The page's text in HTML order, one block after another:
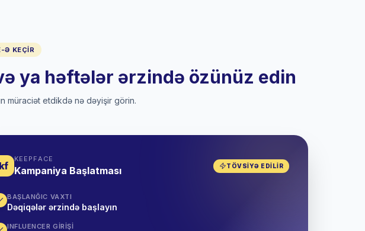
Ə KEÇIR
ya həftələr ərzində özünüz edin
müraciət etdikdə nə dəyişir görin.
kf
KEEPFACE
Kampaniya Başlatması TÖVSIYƏ EDILIR
BAŞLANĞIC VAXTI
Dəqiqələr ərzində başlayın
INFLUENCER GIRIŞI